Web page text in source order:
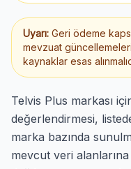
Uyarı: Geri ödeme
mevzuat
kaynaklar esas
Telvis Plus markası
değerlendirmesi,
marka bazında
mevcut veri